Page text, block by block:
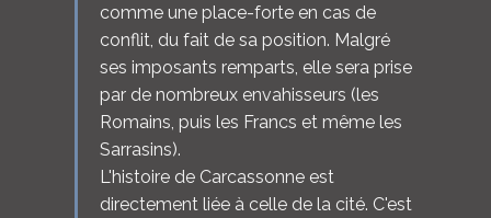
comme une place-forte en cas de
conflit, du fait de sa position. Malgré
ses imposants remparts, elle sera prise
par de nombreux envahisseurs (les
Romains, puis les Francs et même les
Sarrasins).
L'histoire de Carcassonne est
directement liée à celle de la cité. C'est